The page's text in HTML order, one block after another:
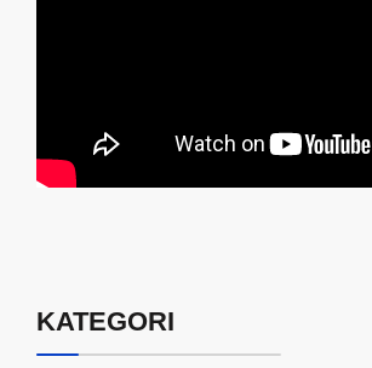
KATEGORI